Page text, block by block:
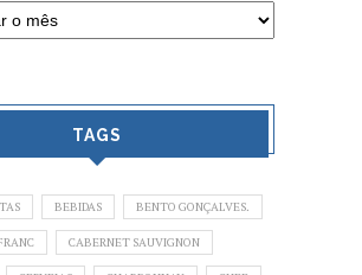
TAGS
BEBIDAS BENTO GONÇALVES.
CABERNET SAUVIGNON